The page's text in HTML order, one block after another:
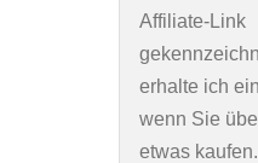
Affiliate-Link
erhalte ich
wenn Sie
etwas